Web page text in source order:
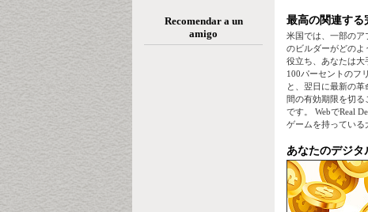
Recomendar a un
amigo
最高の関連する
米国では、一部のア
のビルダーがどのよ
役立ち、あなたは大
100パーセントのフ
と、翌日に最新の
間の有効期限を切る
です。 WebでReal
ゲームを持っている
あなたのデジタ